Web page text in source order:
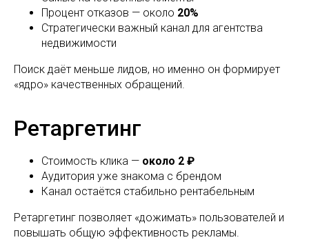
Процент отказов — около 20%
Стратегически важный канал для агентства
недвижимости
Поиск даёт меньше лидов, но именно он формирует
«ядро» качественных обращений.
Ретаргетинг
Стоимость клика — около 2 ₽
Аудитория уже знакома с брендом
Канал остаётся стабильно рентабельным
Ретаргетинг позволяет «дожимать» пользователей и
повышать общую эффективность рекламы.